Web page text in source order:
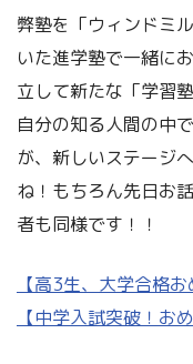
弊塾を「ウィンドミ
いた進学塾で一緒に
立して新たな「学習
自分の知る人間の中
が、新しいステージ
ね！もちろん先日お
者も同様です！！
【高3生、大学合格
【中学入試突破！お